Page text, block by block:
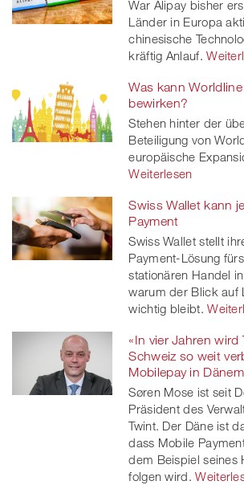
War Alipay bisher
Länder in Europa
chinesische
kräftig Anlauf.
Was kann
bewirken?
Stehen hinter der
Beteiligung von
europäische
Weiterlesen
Swiss Wallet kann
Payment
Swiss Wallet stellt
Payment-Lösung
stationären Handel
warum der Blick auf
wichtig bleibt.
«In vier Jahren wird
Schweiz so weit
Mobilepay in
Søren Mose ist seit
Präsident des
Twint. Der Däne ist
dass Mobile
dem Beispiel seines
folgen wird.